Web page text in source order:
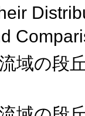
域の段